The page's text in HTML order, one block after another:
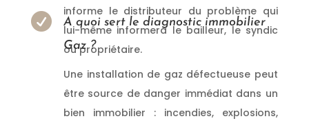
informe le distributeur du problème qui
lui-même informera le bailleur, le syndic
ou propriétaire.
Donc, vous faites appel à
un diagnostic Gaz qualifié
en CHARENTE

A quoi sert le diagnostic immobilier
Gaz ?
Une installation de gaz défectueuse peut
être source de danger immédiat dans un
bien immobilier : incendies, explosions,